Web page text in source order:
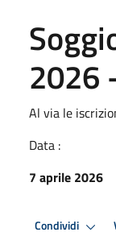
2026
Al via le
Data :
7 aprile 2026
Condividi